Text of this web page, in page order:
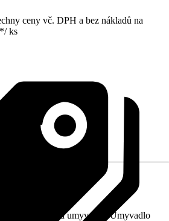
ceny vč. DPH a bez nákladů na
*/ ks
skříňka pod umyvadlo, Umyvadlo